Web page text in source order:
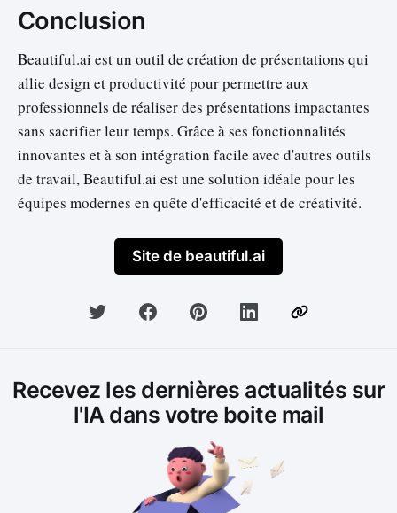
Conclusion
Beautiful.ai est un outil de création de présentations qui
allie design et productivité pour permettre aux
professionnels de réaliser des présentations impactantes
sans sacrifier leur temps. Grâce à ses fonctionnalités
innovantes et à son intégration facile avec d'autres outils
de travail, Beautiful.ai est une solution idéale pour les
équipes modernes en quête d'efficacité et de créativité.
Site de beautiful.ai
Recevez les dernières actualités sur
l'IA dans votre boite mail